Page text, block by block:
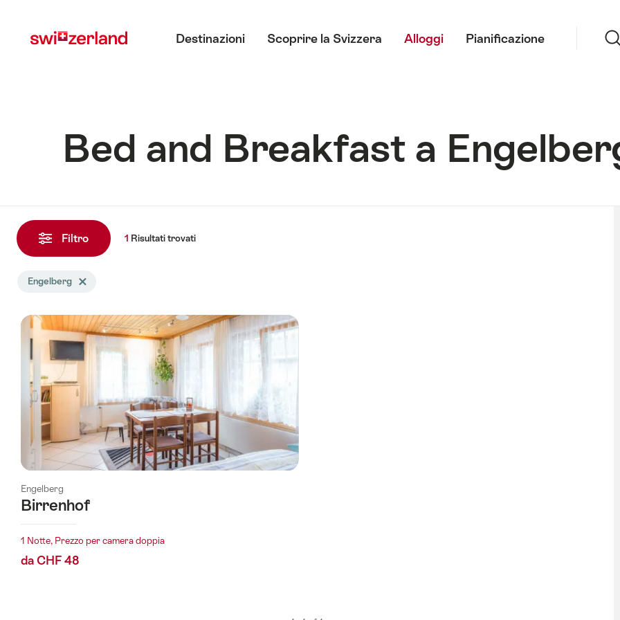
myswitzerland.com
Destinazioni Scoprire la Svizzera Alloggi Pianificazione
Bed and Breakfast a
Risultati
trovati
Filtro 1 Risultatitrovati
La
è
stata
filtrata
base
seguenti
EngelbergElimina tag Engelberg
Engelberg
Birrenhof
1 Notte, Prezzo per camera doppia
da CHF 48